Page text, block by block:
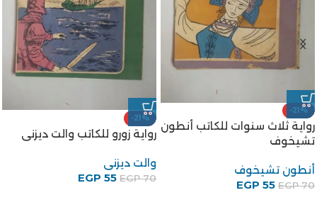
-21%
رواية ثلاث سنوات للكاتب أنطون
تشيخوف
أنطون تشيخوف
EGP70
EGP 55
-21%
رواية زورو للكاتب والت ديزنى
والت ديزنى
EGP70
EGP 55